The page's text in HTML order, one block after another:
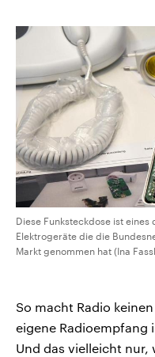
Diese Funksteckdose ist
Elektrogeräte die die
Markt genommen hat (Ina
So macht Radio
eigene Radioempfang
Und das vielleicht nur,